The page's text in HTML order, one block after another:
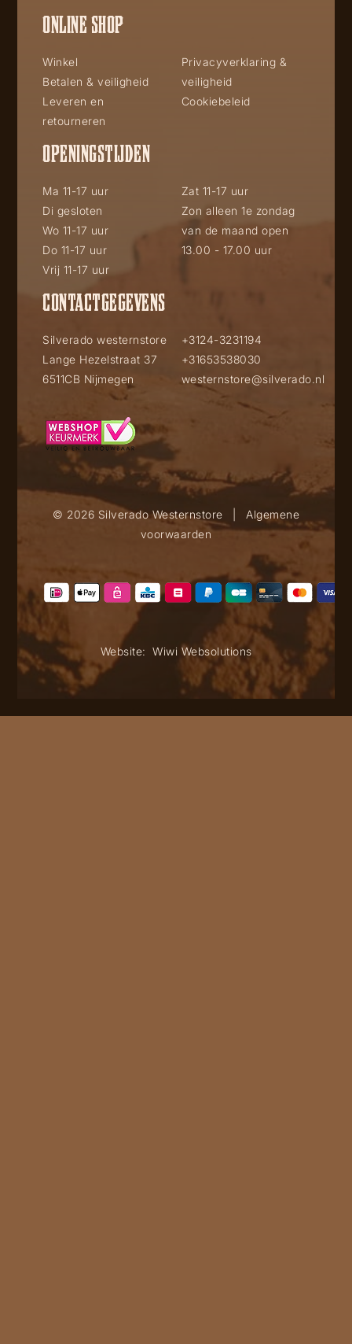
ONLINE SHOP
Winkel
Betalen & veiligheid
Leveren en
retourneren
Privacyverklaring &
veiligheid
Cookiebeleid
OPENINGSTIJDEN
Ma 11-17 uur
Di gesloten
Wo 11-17 uur
Do 11-17 uur
Vrij 11-17 uur
Zat 11-17 uur
Zon alleen 1e zondag
van de maand open
13.00 - 17.00 uur
CONTACTGEGEVENS
Silverado westernstore
Lange Hezelstraat 37
6511CB Nijmegen
+3124-3231194
+31653538030
westernstore@silverado.nl
© 2026 Silverado Westernstore
Algemene
voorwaarden
Website: Wiwi Websolutions